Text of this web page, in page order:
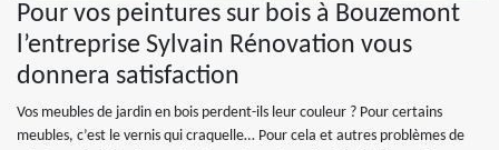
Pour vos peintures sur bois à Bouzemont
l’entreprise Sylvain Rénovation vous
donnera satisfaction
Vos meubles de jardin en bois perdent-ils leur couleur ? Pour certains
meubles, c’est le vernis qui craquelle… Pour cela et autres problèmes de